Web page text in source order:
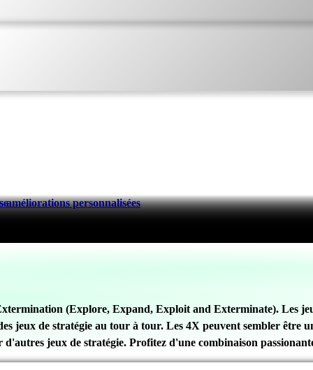
personnalisées
(Explore, Expand, Exploit and Exterminate). Les
jeux de stratégie au tour à tour. Les 4X peuvent sembler être
jeux de stratégie. Profitez d'une combinaison